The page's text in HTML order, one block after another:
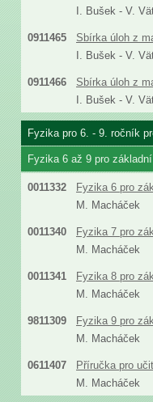
I. Bušek - V.
0911465
Sbírka úloh z
I. Bušek - V.
0911466
Sbírka úloh z
I. Bušek - V.
Fyzika pro 6. - 9. ročník
Fyzika 6 až 9 pro
0011332
Fyzika 6 pro
M. Macháček
0011340
Fyzika 7 pro
M. Macháček
0011341
Fyzika 8 pro
M. Macháček
9811309
Fyzika 9 pro
M. Macháček
0611407
Příručka pro
M. Macháček